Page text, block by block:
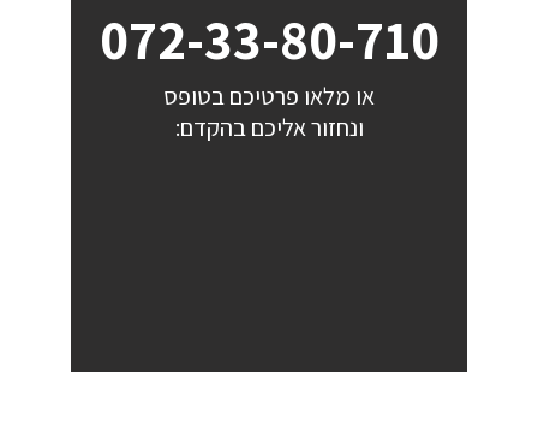
072-33-80-710
או מלאו פרטיכם בטופס
ונחזור אליכם בהקדם: